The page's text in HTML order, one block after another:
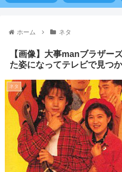
ホーム ネタ
【画像】大事manブラザー
た姿になってテレビで見つ
ネタ